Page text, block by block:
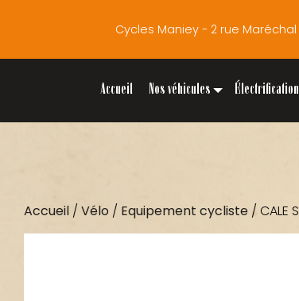
Cycles Maniey - 2 rue
Accueil Nos véhicules Électrification
Accueil / Vélo / Equipement cycliste / CALE